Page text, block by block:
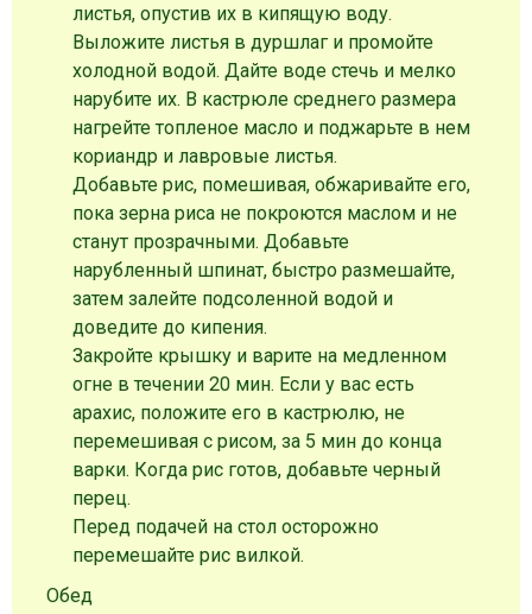
листья, опустив их в кипящую воду.
Выложите листья в дуршлаг и промойте
холодной водой. Дайте воде стечь и мелко
нарубите их. В кастрюле среднего размера
нагрейте топленое масло и поджарьте в нем
кориандр и лавровые листья.
Добавьте рис, помешивая, обжаривайте его,
пока зерна риса не покроются маслом и не
станут прозрачными. Добавьте
нарубленный шпинат, быстро размешайте,
затем залейте подсоленной водой и
доведите до кипения.
Закройте крышку и варите на медленном
огне в течении 20 мин. Если у вас есть
арахис, положите его в кастрюлю, не
перемешивая с рисом, за 5 мин до конца
варки. Когда рис готов, добавьте черный
перец.
Перед подачей на стол осторожно
перемешайте рис вилкой.
Обед